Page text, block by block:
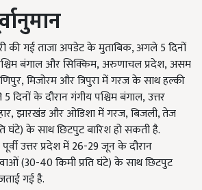
की गई ताजा अपडेट के मुताबिक, अगले 5 दिनों
बंगाल और सिक्किम, अरुणाचल प्रदेश, असम
मिजोरम और त्रिपुरा में गरज के साथ हल्की
दिनों के दौरान गंगीय पश्चिम बंगाल, उत्तर
झारखंड और ओडिशा में गरज, बिजली, तेज
घंटे) के साथ छिटपुट बारिश हो सकती है.
पूर्वी उत्तर प्रदेश में 26-29 जून के दौरान
(30-40 किमी प्रति घंटे) के साथ छिटपुट
गई है.